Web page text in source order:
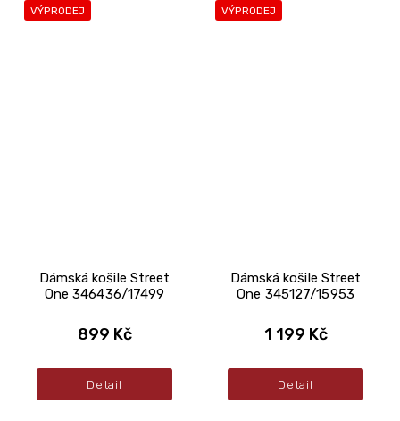
VÝPRODEJ
Dámská košile Street
One 346436/17499
899 Kč
Detail
VÝPRODEJ
Dámská košile Street
One 345127/15953
1 199 Kč
Detail